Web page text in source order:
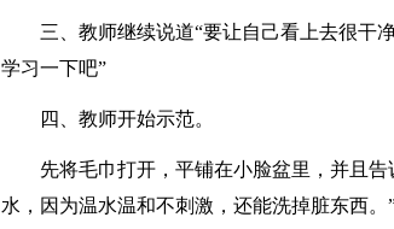
三、教师继续说道“要让自己看上去很干
学习一下吧”
四、教师开始示范。
先将毛巾打开，平铺在小脸盆里，并且
水，因为温水温和不刺激，还能洗掉脏东西